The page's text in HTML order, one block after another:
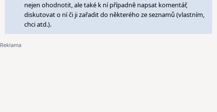
nejen ohodnotit, ale také k ní případně napsat komentář,
diskutovat o ní či ji zařadit do některého ze seznamů (vlastním,
chci atd.).